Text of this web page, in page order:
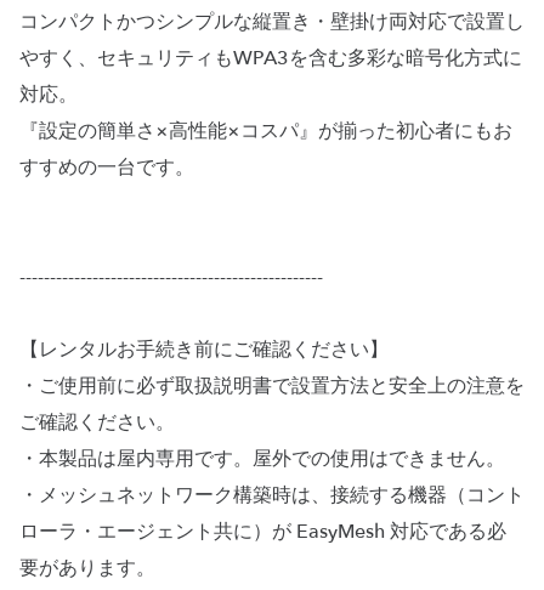
コンパクトかつシンプルな縦置き・壁掛け両対応で設置し
やすく、セキュリティもWPA3を含む多彩な暗号化方式に
対応。
『設定の簡単さ×高性能×コスパ』が揃った初心者にもお
すすめの一台です。
--------------------------------------------------
【レンタルお手続き前にご確認ください】
・ご使用前に必ず取扱説明書で設置方法と安全上の注意を
ご確認ください。
・本製品は屋内専用です。屋外での使用はできません。
・メッシュネットワーク構築時は、接続する機器（コント
ローラ・エージェント共に）が EasyMesh 対応である必
要があります。